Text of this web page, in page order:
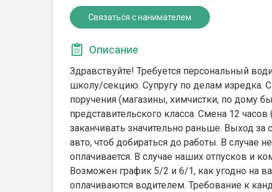
Связаться с нанимателем
Описание
Здравствуйте! Требуется персональный
школу/секцию. Супругу по делам изредка.
поручения (магазины, химчистки, по дому
представительского класса. Смена 12
заканчивать значительно раньше. Выход за
авто, чтоб добираться до работы. В случае
оплачивается. В случае наших отпусков и
Возможен график 5/2 и 6/1, как угодно на
оплачиваются водителем. Требование к